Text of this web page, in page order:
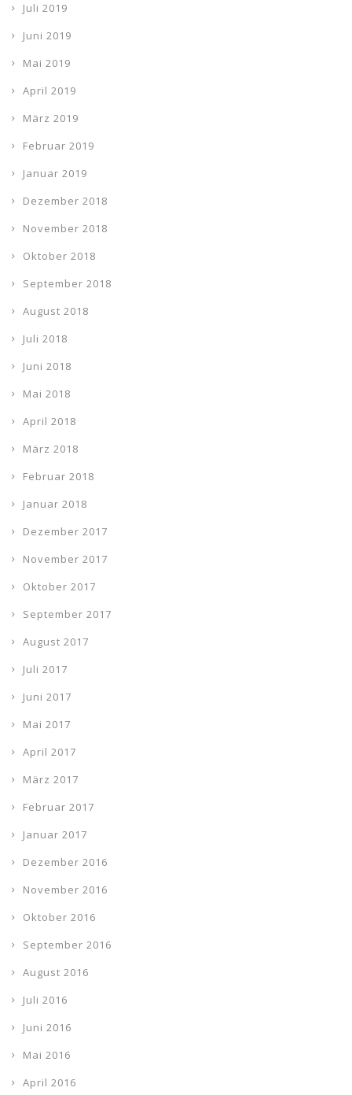
Juli 2019
Juni 2019
Mai 2019
April 2019
März 2019
Februar 2019
Januar 2019
Dezember 2018
November 2018
Oktober 2018
September 2018
August 2018
Juli 2018
Juni 2018
Mai 2018
April 2018
März 2018
Februar 2018
Januar 2018
Dezember 2017
November 2017
Oktober 2017
September 2017
August 2017
Juli 2017
Juni 2017
Mai 2017
April 2017
März 2017
Februar 2017
Januar 2017
Dezember 2016
November 2016
Oktober 2016
September 2016
August 2016
Juli 2016
Juni 2016
Mai 2016
April 2016